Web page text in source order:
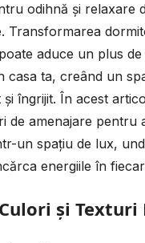
odihnă și relaxare
Transformarea
aduce un plus
casa ta, creând un
și îngrijit. În acest
de amenajare pentru
un spațiu de lux,
energiile în
și Texturi